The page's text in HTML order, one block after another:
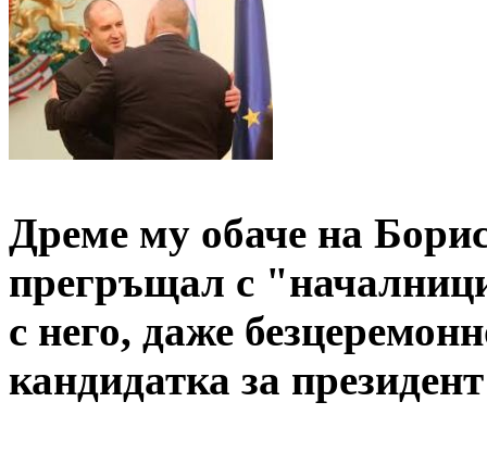
Дреме му обаче на
прегръщал с
с него, даже
кандидатка за